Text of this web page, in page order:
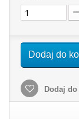
Dodaj do
Dodaj